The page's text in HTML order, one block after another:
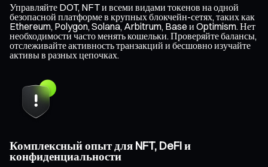
Управляйте DOT, NFT и всеми видами токенов на одной
безопасной платформе в крупных блокчейн-сетях, таких как
Ethereum, Polygon, Solana, Arbitrum, Base и Optimism. Нет
необходимости часто менять кошельки. Проверяйте балансы,
отслеживайте активность транзакций и бесшовно изучайте
активы в разных цепочках.
Комплексный опыт для NFT, DeFi и
конфиденциальности